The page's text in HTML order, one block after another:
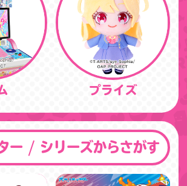
プライズ
ー / シリーズからさがす